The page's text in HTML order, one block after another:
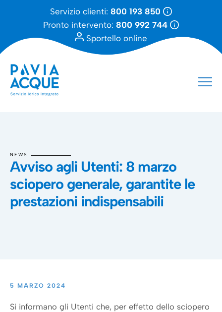
Servizio clienti: 800 193 850
Pronto intervento: 800 992 744
Sportello online
NEWS
Avviso agli Utenti: 8 marzo
sciopero generale, garantite le
prestazioni indispensabili
5 MARZO 2024
Si informano gli Utenti che, per effetto dello sciopero